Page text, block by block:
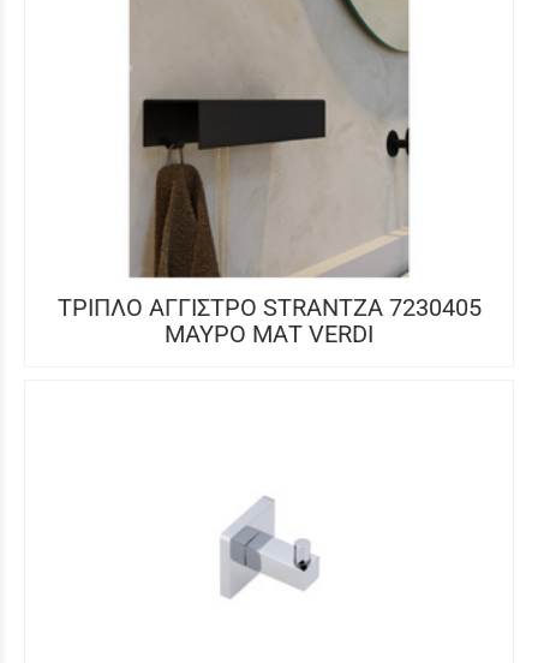
ΤΡΙΠΛΟ ΑΓΓΙΣΤΡΟ STRANTZA 7230405
ΜΑΥΡΟ ΜΑΤ VERDI